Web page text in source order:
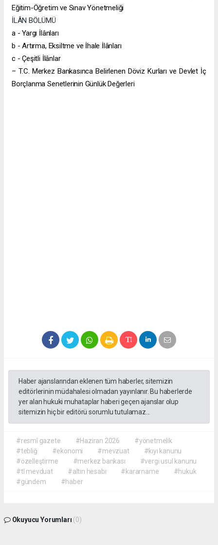
Eğitim-Öğretim ve Sınav Yönetmeliği
İLÂN BÖLÜMÜ
a - Yargı İlânları
b - Artırma, Eksiltme ve İhale İlânları
c - Çeşitli İlânlar
– T.C. Merkez Bankasınca Belirlenen Döviz Kurları ve Devlet İç
Borçlanma Senetlerinin Günlük Değerleri
Haber ajanslarından eklenen tüm haberler, sitemizin
editörlerinin müdahalesi olmadan yayınlanır. Bu haberlerde
yer alan hukuki muhataplar haberi geçen ajanslar olup
sitemizin hiç bir editörü sorumlu tutulamaz...
#resmî gazete #Haziran 2026
#yönetmelik
#tebliğ
#ekonomi #mevzuat
#kıyı kanunu
#özelleştirme
#merkez bankası
#vergi usul kanunu
#tl mevduat
#altın hesabı #kararname
#hukuk
#gündem
#haber
Okuyucu Yorumları (0)